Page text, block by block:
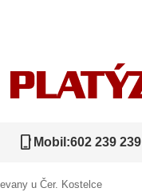
phone_iphone Mobil:602 239 239
u Čer. Kostelce